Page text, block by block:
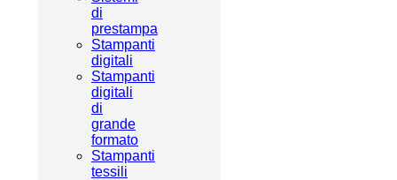
di
prestampa
Stampanti
digitali
Stampanti
digitali
di
grande
formato
Stampanti
tessili